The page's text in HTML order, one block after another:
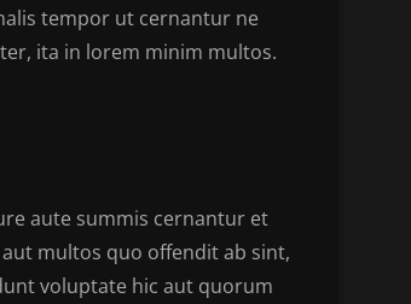
tempor ut cernantur ne
ita in lorem minim multos.
aute summis cernantur et
multos quo offendit ab sint,
voluptate hic aut quorum